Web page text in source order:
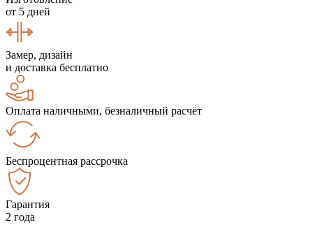
от 5 дней
Замер, дизайн
и доставка бесплатно
Оплата наличными, безналичный расчёт
Беспроцентная рассрочка
Гарантия
2 года